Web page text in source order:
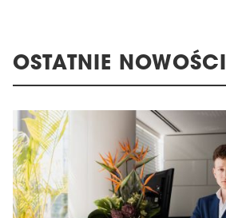
OSTATNIE NOWOŚCI